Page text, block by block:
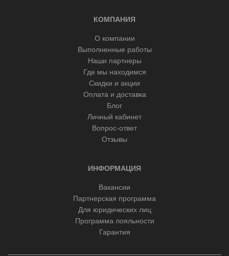
КОМПАНИЯ
О компании
Выполненные работы
Наши партнеры
Где мы находимся
Скидки и акции
Оплата и доставка
Блог
Личный кабинет
Вопрос-ответ
Отзывы
ИНФОРМАЦИЯ
Вакансии
Партнерская программа
Для юридических лиц
Программа лояльности
Гарантия